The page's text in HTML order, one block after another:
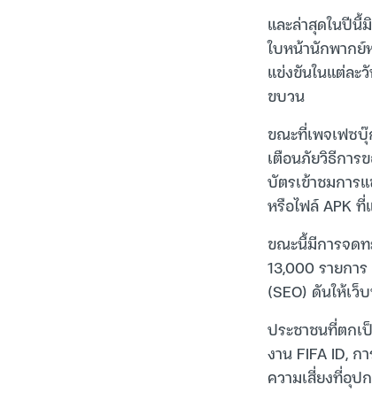
และล่าสุดในปีนี้
ใบหน้านักพากย์
แข่งขันในแต่ละ
ขบวน
ขณะที่เพจเฟซ
เตือนภัยวิธีการ
บัตรเข้าชมการ
หรือไฟล์ APK
ขณะนี้มีการจดท
13,000 รายกา
(SEO) ดันให้เ
ประชาชนที่ตกเ
งาน FIFA ID,
ความเสี่ยงที่อุป